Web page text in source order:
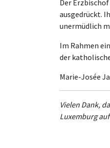
Der
ausgedrückt.
unermüdlich
Im Rahmen
der
Marie-Josée
Vielen Dank,
Luxemburg